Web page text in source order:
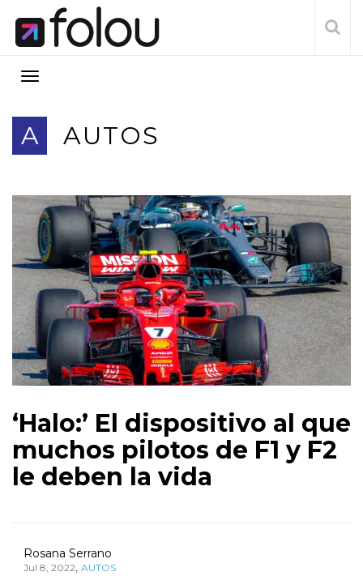
A AUTOS
‘Halo:’ El dispositivo al que
muchos pilotos de F1 y F2
le deben la vida
Rosana Serrano
Jul 8, 2022, AUTOS